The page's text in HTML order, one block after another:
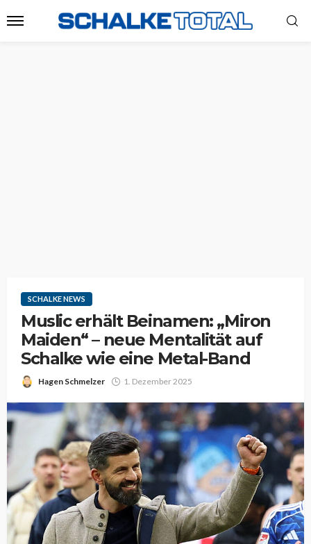
SCHALKE NEWS
Muslic erhält Beinamen: „Miron
Maiden“ – neue Mentalität auf
Schalke wie eine Metal-Band
Hagen Schmelzer 1. Dezember 2025